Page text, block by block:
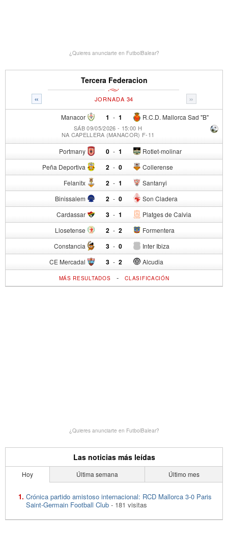
¿Quieres anunciarte en FutbolBalear?
Tercera Federacion
« »
JORNADA 34
Manacor 1 - R.C.D. Mallorca Sad "B"
1
SÁB 09/05/2026 - 15:00 H
NA CAPELLERA (MANACOR) F-11
Portmany 0 - Rotlet-molinar
1
Peña Deportiva 2 - Collerense
0
Felanitx 2 - Santanyi
1
Binissalem 2 - Son Cladera
0
Cardassar 3 - Platges de Calvia
1
Llosetense 2 - Formentera
2
Constancia 3 - Inter Ibiza
0
CE Mercadal 3 - Alcudia
2
MÁS RESULTADOS -CLASIFICACIÓN
¿Quieres anunciarte en FutbolBalear?
Las noticias más leídas
Hoy Última semana Último mes
Crónica partido amistoso internacional: RCD Mallorca 3-0 Paris
Saint-Germain Football Club - 181 visitas